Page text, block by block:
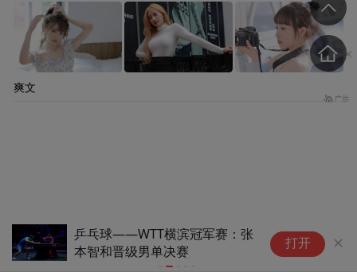
(11)乒乓球——WTT横滨冠军
赛：王艺迪无缘女单决赛
打开
爽文